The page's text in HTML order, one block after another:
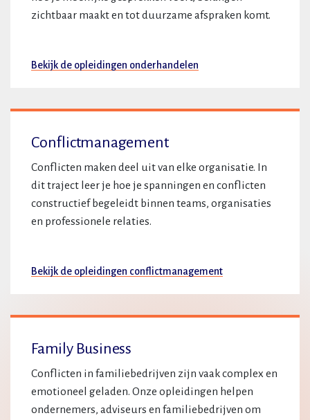
zichtbaar maakt en tot duurzame afspraken komt.
Bekijk de opleidingen onderhandelen
Conflictmanagement
Conflicten maken deel uit van elke organisatie. In
dit traject leer je hoe je spanningen en conflicten
constructief begeleidt binnen teams, organisaties
en professionele relaties.
Bekijk de opleidingen conflictmanagement
Family Business
Conflicten in familiebedrijven zijn vaak complex en
emotioneel geladen. Onze opleidingen helpen
ondernemers, adviseurs en familiebedrijven om